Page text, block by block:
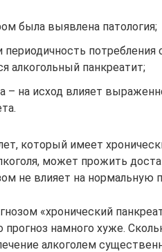
была выявлена патология;
периодичность
алкогольный панкреатит;
– на исход влияет
который имеет
может прожить
не влияет на нормальную
«хронический
прогноз намного хуже.
алкоголем